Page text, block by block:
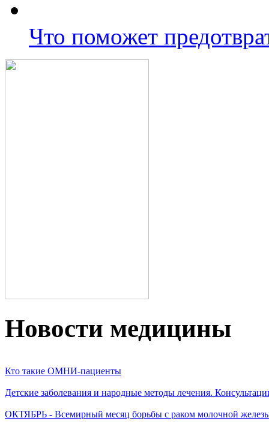
Что поможет
Новости медицины
Кто такие ОМНИ-пациенты
Детские заболевания и народные методы лечения.
ОКТЯБРЬ - Всемирный месяц борьбы с раком молочной